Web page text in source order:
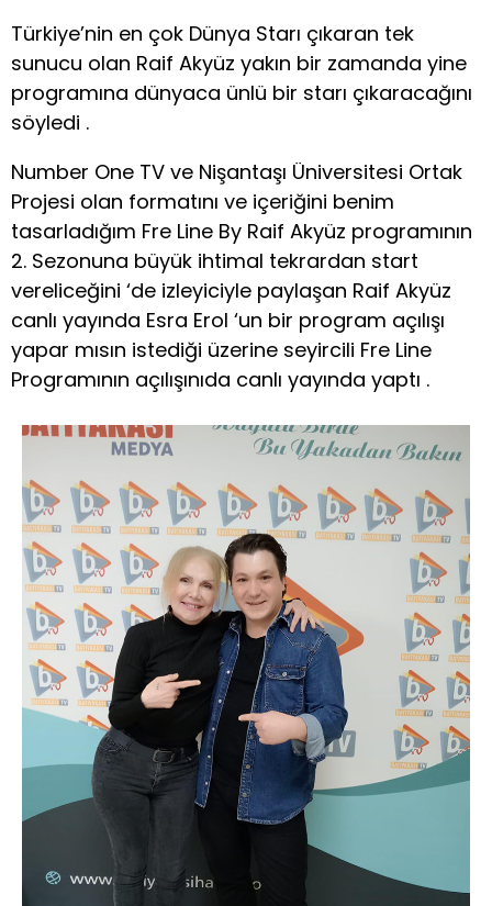
Türkiye’nin en çok Dünya Starı çıkaran tek
sunucu olan Raif Akyüz yakın bir zamanda yine
programına dünyaca ünlü bir starı çıkaracağını
söyledi .
Number One TV ve Nişantaşı Üniversitesi Ortak
Projesi olan formatını ve içeriğini benim
tasarladığım Fre Line By Raif Akyüz programının
2. Sezonuna büyük ihtimal tekrardan start
vereliceğini ‘de izleyiciyle paylaşan Raif Akyüz
canlı yayında Esra Erol ‘un bir program açılışı
yapar mısın istediği üzerine seyircili Fre Line
Programının açılışınıda canlı yayında yaptı .